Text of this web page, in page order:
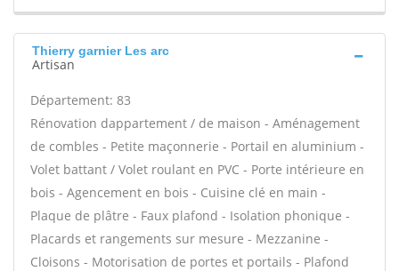
Thierry garnier Les arc
Artisan
Département: 83
Rénovation dappartement / de maison - Aménagement
de combles - Petite maçonnerie - Portail en aluminium -
Volet battant / Volet roulant en PVC - Porte intérieure en
bois - Agencement en bois - Cuisine clé en main -
Plaque de plâtre - Faux plafond - Isolation phonique -
Placards et rangements sur mesure - Mezzanine -
Cloisons - Motorisation de portes et portails - Plafond